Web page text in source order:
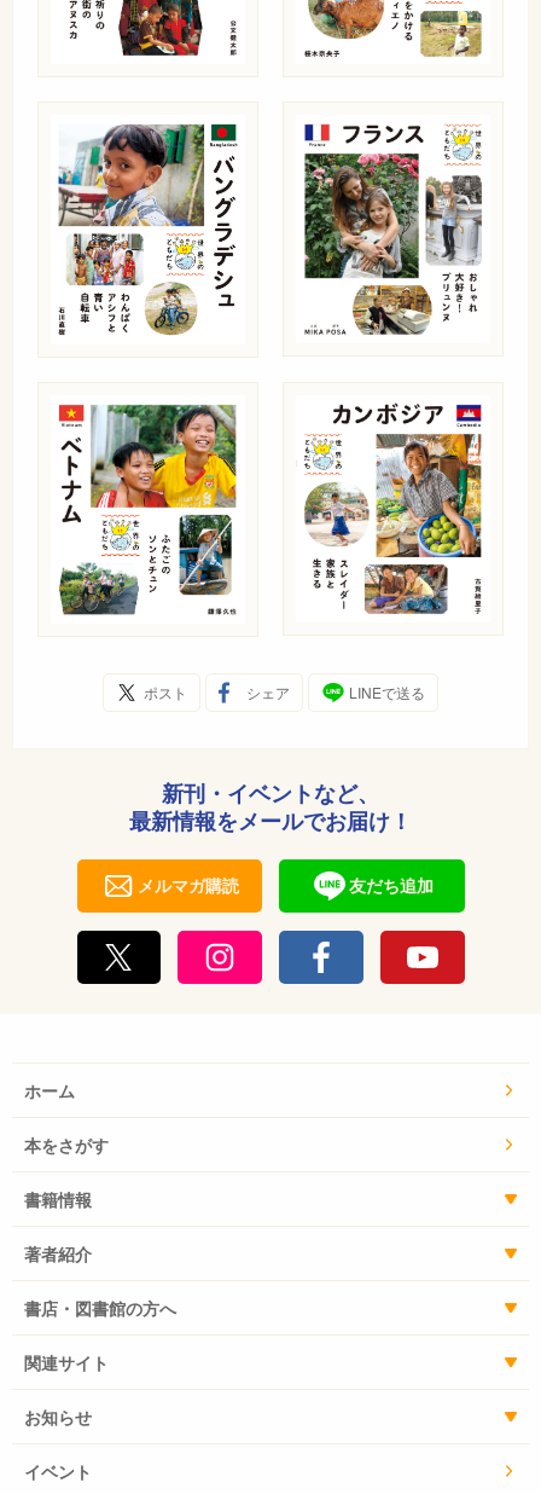
ポスト シェア LINEで送る
新刊・イベントなど、
最新情報をメールでお届け！
メルマガ購読 友だち追加
ホーム
本をさがす
書籍情報
著者紹介
書店・図書館の方へ
関連サイト
お知らせ
イベント